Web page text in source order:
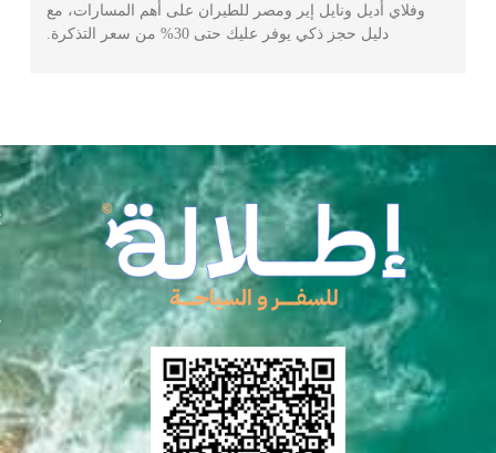
وفلاي أديل ونايل إير ومصر للطيران على أهم المسارات، مع
دليل حجز ذكي يوفر عليك حتى 30% من سعر التذكرة.